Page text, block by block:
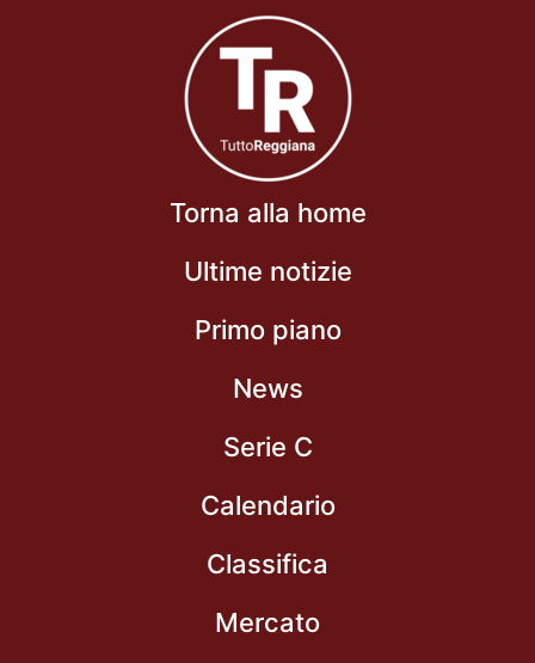
Torna alla home
Ultime notizie
Primo piano
News
Serie C
Calendario
Classifica
Mercato